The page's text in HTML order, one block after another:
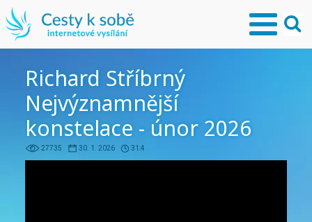
Richard Stříbrný
Nejvýznamnější
konstelace - únor 2026
27735 30. 1. 2026 31:4